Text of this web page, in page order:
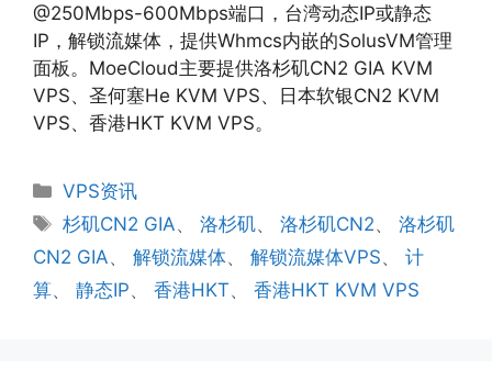
@250Mbps-600Mbps端口，台湾动态IP或静态
IP，解锁流媒体，提供Whmcs内嵌的SolusVM管理
面板。MoeCloud主要提供洛杉矶CN2 GIA KVM
VPS、圣何塞He KVM VPS、日本软银CN2 KVM
VPS、香港HKT KVM VPS。
分
类
VPS资讯
标
签
杉矶CN2 GIA、洛杉矶、洛杉矶CN2、洛杉矶
CN2 GIA、 解锁流媒体、 解锁流媒体VPS、 计
算、 静态IP、 香港HKT、 香港HKT KVM VPS